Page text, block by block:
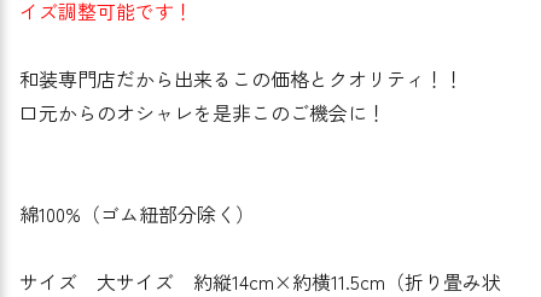
イズ調整可能です！
和装専門店だから出来るこの価格とクオリティ！！
口元からのオシャレを是非このご機会に！
綿100%（ゴム紐部分除く）
サイズ 大サイズ 約縦14cm×約横11.5cm（折り畳み状